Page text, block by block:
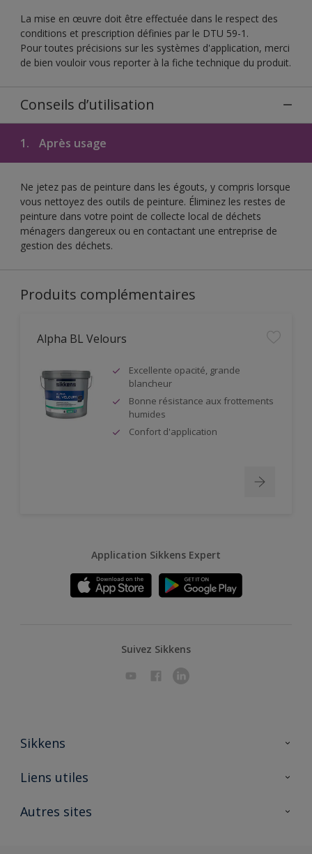
La mise en œuvre doit être effectuée dans le respect des
conditions et prescription définies par le DTU 59-1.
Pour toutes précisions sur les systèmes d'application, merci
de bien vouloir vous reporter à la fiche technique du produit.
Conseils d’utilisation
1. Après usage
Ne jetez pas de peinture dans les égouts, y compris lorsque
vous nettoyez des outils de peinture. Éliminez les restes de
peinture dans votre point de collecte local de déchets
ménagers dangereux ou en contactant une entreprise de
gestion des déchets.
Produits complémentaires
Alpha BL Velours
Excellente opacité, grande
blancheur
Bonne résistance aux frottements
humides
Confort d'application
Application Sikkens Expert
Suivez Sikkens
Sikkens
A propos de Sikkens
Liens utiles
Ouvrir un magasin PASS
Autres sites